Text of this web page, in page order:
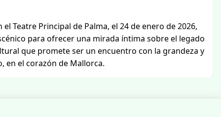
Teatre Principal de Palma, el 24 de enero de 2026,
para ofrecer una mirada íntima sobre el legado
que promete ser un encuentro con la grandeza y
en el corazón de Mallorca.